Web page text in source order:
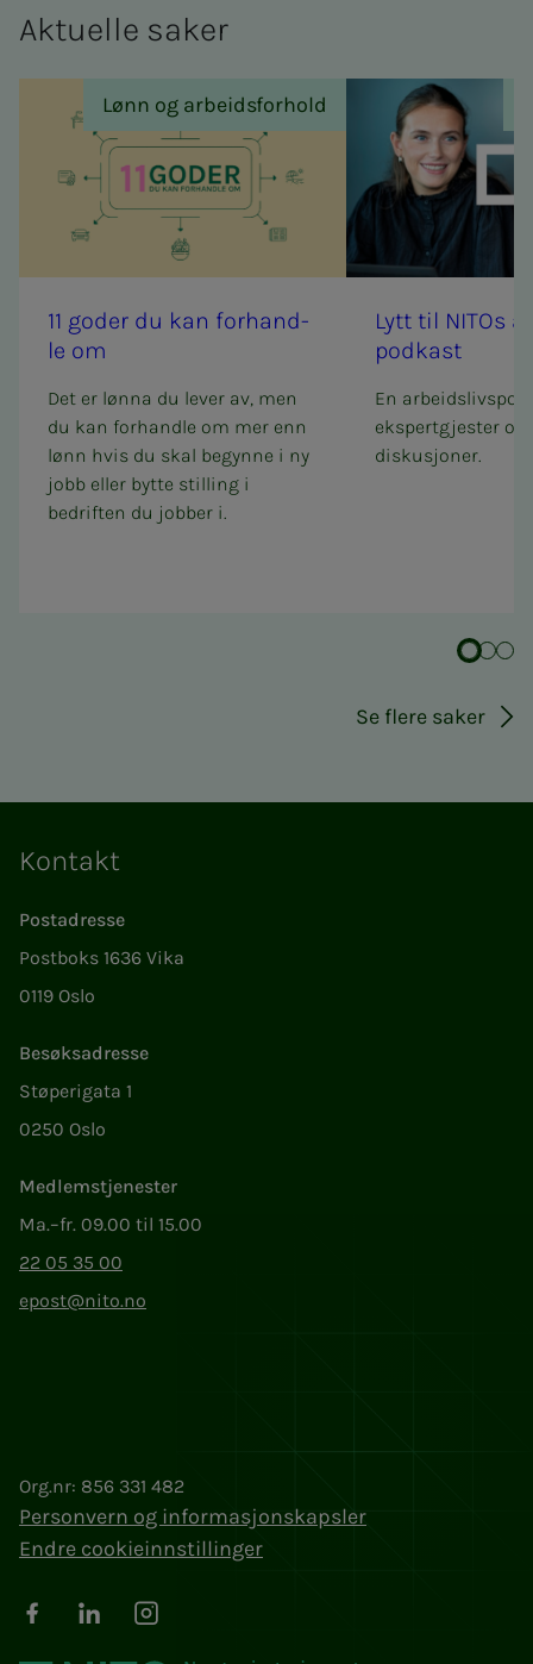
Ak­tu­el­­­le sa­­­ker
11 go­­­der du kan for­hand­­­
le om
Det er lønna du lever av, men
du kan forhandle om mer enn
lønn hvis du skal begynne i ny
jobb eller bytte stilling i
bedriften du jobber i.
Lønn og arbeidsforhold
Lytt til NITOs
podkast
En
ekspertgjester
diskusjoner.
Se flere saker
Kontakt
Postadresse
Postboks 1636 Vika
0119 Oslo
Besøksadresse
Støperigata 1
0250 Oslo
Medlemstjenester
Ma.–fr. 09.00 til 15.00
22 05 35 00
epost@nito.no
Org.nr: 856 331 482
Personvern og informasjonskapsler
Endre cookieinnstillinger
FacebookLinkedInInstagram